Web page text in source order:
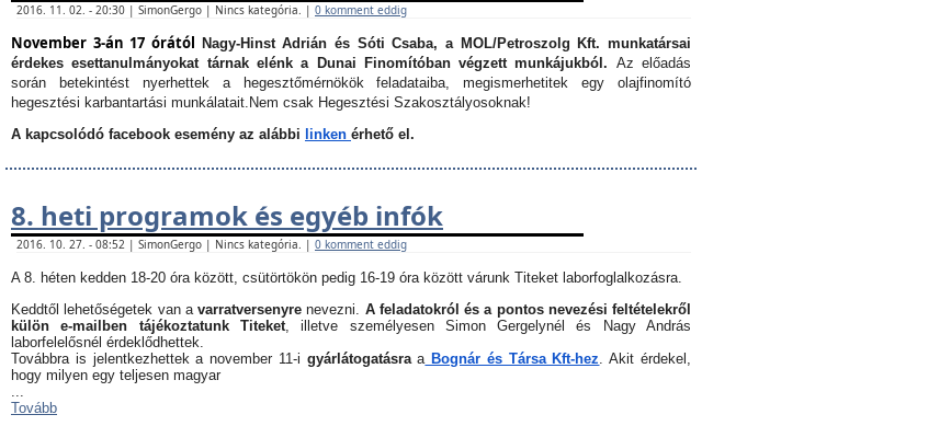
2016. 11. 02. - 20:30 | SimonGergo | Nincs kategória. | 0 komment eddig
November 3-án 17 órától Nagy-Hinst Adrián és Sóti Csaba, a MOL/Petroszolg Kft. munkatársai
érdekes esettanulmányokat tárnak elénk a Dunai Finomítóban végzett munkájukból. Az előadás
során betekintést nyerhettek a hegesztőmérnökök feladataiba, megismerhetitek egy olajfinomító
hegesztési karbantartási munkálatait. Nem csak Hegesztési Szakosztályosoknak!
A kapcsolódó facebook esemény az alábbi
linken érhető el.
8. heti programok és egyéb infók
2016. 10. 27. - 08:52 | SimonGergo | Nincs kategória. | 0 komment eddig
A 8. héten kedden 18-20 óra között, csütörtökön pedig 16-19 óra között várunk Titeket laborfoglalkozásra.
Keddtől lehetőségetek van a varratversenyrenevezni. A feladatokról és a pontos nevezési feltételekről
külön e-mailben tájékoztatunk Titeket, illetve személyesen Simon Gergelynél és Nagy András
laborfelelősnél érdeklődhettek.
Továbbra is jelentkezhettek a november 11-i gyárlátogatásraaBognár és Társa Kft-hez. Akit érdekel,
hogy milyen egy teljesen magyar
...
Tovább